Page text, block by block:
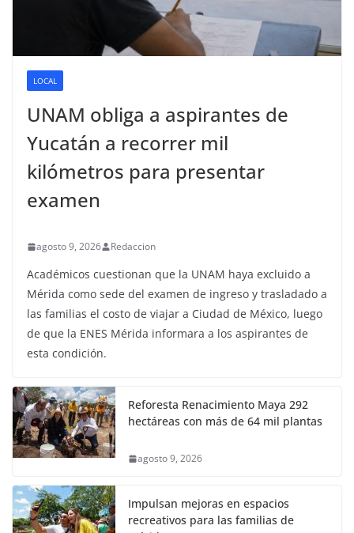
LOCAL
UNAM obliga a aspirantes de
Yucatán a recorrer mil
kilómetros para presentar
examen
agosto 9, 2026 Redaccion
Académicos cuestionan que la UNAM haya excluido a
Mérida como sede del examen de ingreso y trasladado a
las familias el costo de viajar a Ciudad de México, luego
de que la ENES Mérida informara a los aspirantes de
esta condición.
Reforesta Renacimiento Maya 292
hectáreas con más de 64 mil plantas
agosto 9, 2026
Impulsan mejoras en espacios
recreativos para las familias de